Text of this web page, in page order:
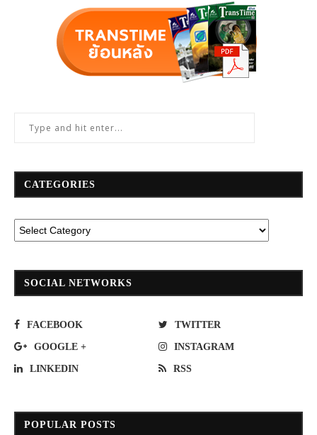
CATEGORIES
SOCIAL NETWORKS
FACEBOOK TWITTER
GOOGLE + INSTAGRAM
LINKEDIN RSS
POPULAR POSTS